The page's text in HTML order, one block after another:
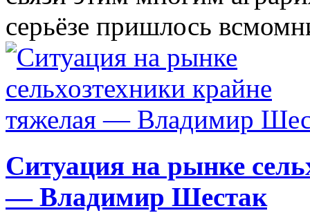
серьёзе пришлось
Ситуация на рынке
— Владимир Шестак